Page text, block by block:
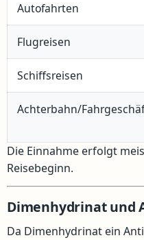
Autofahrten
Flugreisen
Schiffsreisen
Achterbahn/
Die Einnahme erfolgt
Reisebeginn.
Dimenhydrinat und
Da Dimenhydrinat ein